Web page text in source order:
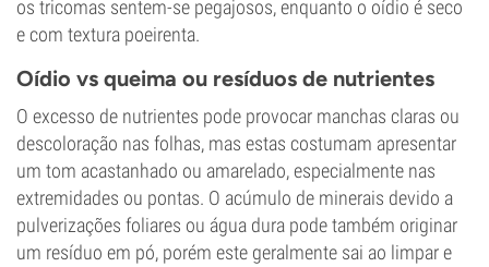
os tricomas sentem-se pegajosos, enquanto o oídio é seco
e com textura poeirenta.
Oídio vs queima ou resíduos de nutrientes
O excesso de nutrientes pode provocar manchas claras ou
descoloração nas folhas, mas estas costumam apresentar
um tom acastanhado ou amarelado, especialmente nas
extremidades ou pontas. O acúmulo de minerais devido a
pulverizações foliares ou água dura pode também originar
um resíduo em pó, porém este geralmente sai ao limpar e